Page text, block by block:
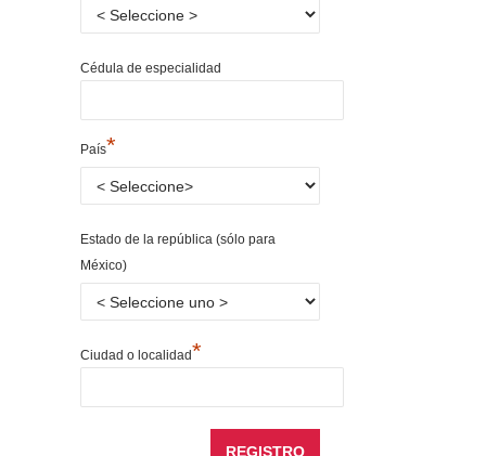
Cédula de especialidad
País*
Estado de la república (sólo para
México)
Ciudad o localidad*